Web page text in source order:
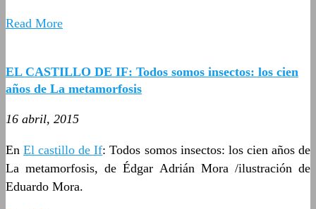
Read More
EL CASTILLO DE IF: Todos somos insectos: los cien
años de La metamorfosis
16 abril, 2015
EnEl castillo de If: Todos somos insectos: los cien años de
La metamorfosis, de Édgar Adrián Mora /ilustración de
Eduardo Mora.